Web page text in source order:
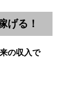
げる！
の収入で